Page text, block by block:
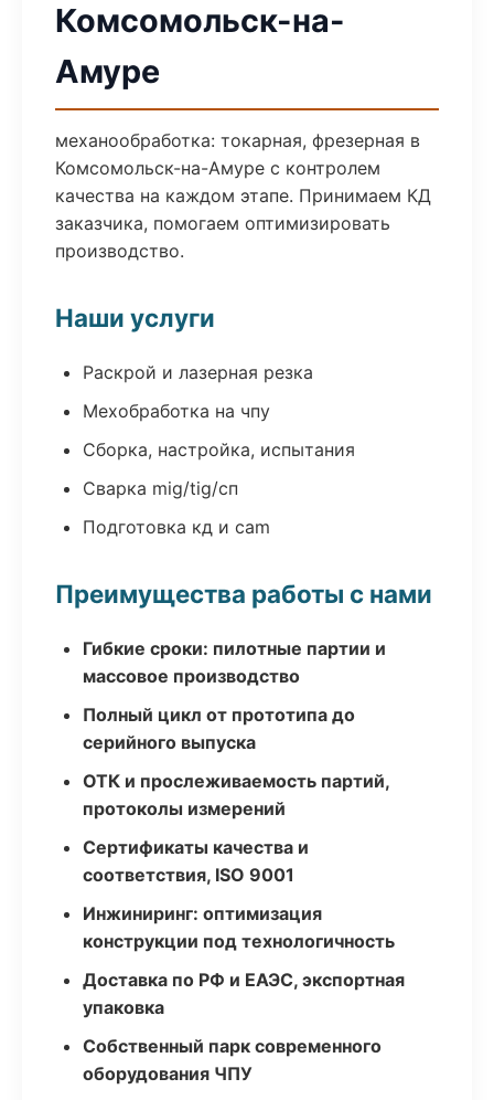
Комсомольск-на-
Амуре
механообработка: токарная, фрезерная в
Комсомольск-на-Амуре с контролем
качества на каждом этапе. Принимаем КД
заказчика, помогаем оптимизировать
производство.
Наши услуги
Раскрой и лазерная резка
Мехобработка на чпу
Сборка, настройка, испытания
Сварка mig/tig/сп
Подготовка кд и cam
Преимущества работы с нами
Гибкие сроки: пилотные партии и
массовое производство
Полный цикл от прототипа до
серийного выпуска
ОТК и прослеживаемость партий,
протоколы измерений
Сертификаты качества и
соответствия, ISO 9001
Инжиниринг: оптимизация
конструкции под технологичность
Доставка по РФ и ЕАЭС, экспортная
упаковка
Собственный парк современного
оборудования ЧПУ